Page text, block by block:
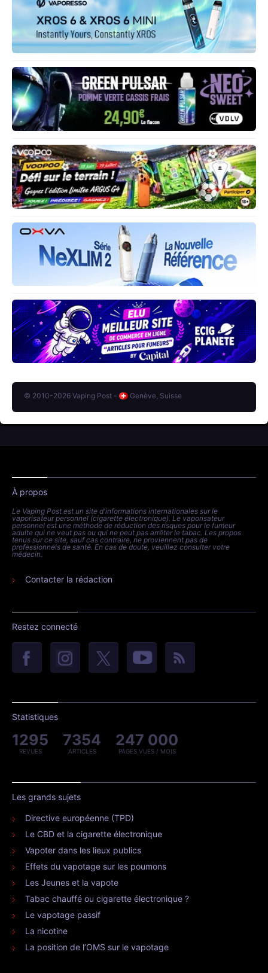
© 2010-2026 Vaping Post - Genève, Suisse
À propos
Le Vaping Post est un site d'informations internationales sur le
vaporisateur personnel (cigarette électronique). Le vaporisateur
personnel est une méthode de réduction des risques pour le fumeur
adulte qui ne veut pas ou qui ne peut pas arrêter le tabac. Les propos
tenus sur ce site, sauf cas contraire, ne proviennent pas de
professionnels de santé. En cas de doute, veuillez consulter votre
médecin.
Contacter la rédaction
Restez connecté
Statistiques
1295
REVUES
7354
ARTICLES
247 000
PAGES VUES / MOIS
Les grands sujets
Directive européenne (TPD)
Le CBD et la cigarette électronique
Vapoter dans les lieux publics
Effets du vapotage sur les poumons
Les Jeunes et la vapote
Tabac chauffé ou cigarette électronique ?
Le vapotage passif
La nicotine
La position de l’OMS sur le vapotage